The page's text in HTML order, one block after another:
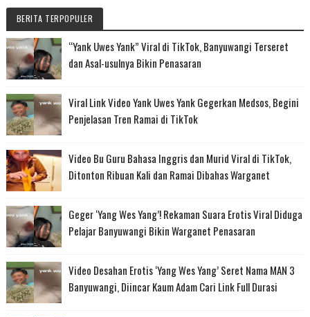
BERITA TERPOPULER
“Yank Uwes Yank” Viral di TikTok, Banyuwangi Terseret
dan Asal-usulnya Bikin Penasaran
Viral Link Video Yank Uwes Yank Gegerkan Medsos, Begini
Penjelasan Tren Ramai di TikTok
Video Bu Guru Bahasa Inggris dan Murid Viral di TikTok,
Ditonton Ribuan Kali dan Ramai Dibahas Warganet
Geger ‘Yang Wes Yang’! Rekaman Suara Erotis Viral Diduga
Pelajar Banyuwangi Bikin Warganet Penasaran
Video Desahan Erotis ‘Yang Wes Yang’ Seret Nama MAN 3
Banyuwangi, Diincar Kaum Adam Cari Link Full Durasi